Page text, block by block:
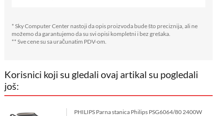
* Sky Computer Center nastoji da opis proizvoda bude što preciznija, ali ne
možemo da garantujemo da su svi opisi kompletni i bez grešaka.
** Sve cene su sa uračunatim PDV-om.
Korisnici koji su gledali ovaj artikal su pogledali
još:
PHILIPS Parna stanica Philips PSG6064/80 2400W